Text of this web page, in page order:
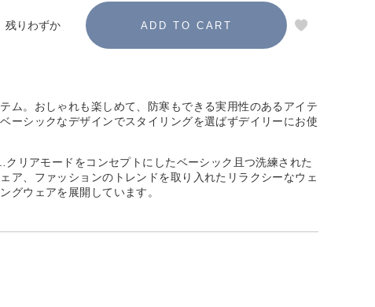
残りわずか
ム。おしゃれも楽しめて、防寒もできる実用性のあるアイテ
ーシックなデザインでスタイリングを選ばずデイリーにお使
リアモードをコンセプトにしたベーシック且つ洗練された
ア、ファッションのトレンドを取り入れたリラクシーなウェ
グウェアを展開しています。